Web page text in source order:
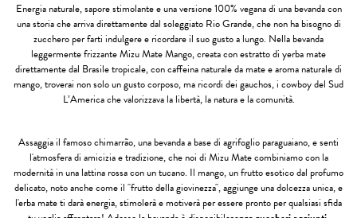
Energia naturale, sapore stimolante e una versione 100% vegana di una bevanda con
una storia che arriva direttamente dal soleggiato Rio Grande, che non ha bisogno di
zucchero per farti indulgere e ricordare il suo gusto a lungo. Nella bevanda
leggermente frizzante Mizu Mate Mango, creata con estratto di yerba mate
direttamente dal Brasile tropicale, con caffeina naturale da mate e aroma naturale di
mango, troverai non solo un gusto corposo, ma ricordi dei gauchos, i cowboy del Sud
L’America che valorizzava la libertà, la natura e la comunità.
Assaggia il famoso chimarrão, una bevanda a base di agrifoglio paraguaiano, e senti
l'atmosfera di amicizia e tradizione, che noi di Mizu Mate combiniamo con la
modernità in una lattina rossa con un tucano. Il mango, un frutto esotico dal profumo
delicato, noto anche come il "frutto della giovinezza", aggiunge una dolcezza unica, e
l'erba mate ti darà energia, stimolerà e motiverà per essere pronto per qualsiasi sfida